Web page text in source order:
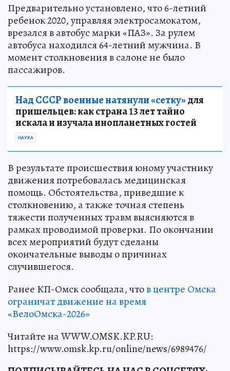
Предварительно установлено, что 6-летний
ребенок 2020, управляя электросамокатом,
врезался в автобус марки «ПАЗ». За рулем
автобуса находился 64-летний мужчина. В
момент столкновения в салоне не было
пассажиров.
Над СССР военные натянули «сетку»для
пришельцев: как страна 13 лет тайно
искала и изучала инопланетных гостей
НАУКА
В результате происшествия юному участнику
движения потребовалась медицинская
помощь. Обстоятельства, приведшие к
столкновению, а также точная степень
тяжести полученных травм выясняются в
рамках проводимой проверки. По окончании
всех мероприятий будут сделаны
окончательные выводы о причинах
случившегося.
Ранее КП-Омск сообщала, чтов центре Омска
ограничат движение на время
«ВелоОмска-2026»
Читайте на WWW.OMSK.KP.RU:
https://www.omsk.kp.ru/online/news/6989476/